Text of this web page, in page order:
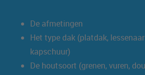
De afmetingen
Het type dak (platdak,
kapschuur)
De houtsoort (grenen, vuren,